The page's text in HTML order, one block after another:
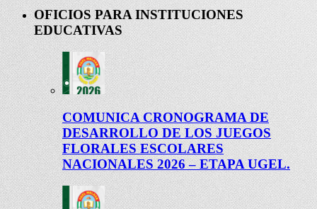
OFICIOS PARA INSTITUCIONES
EDUCATIVAS
COMUNICA CRONOGRAMA DE
DESARROLLO DE LOS JUEGOS
FLORALES ESCOLARES
NACIONALES 2026 – ETAPA UGEL.